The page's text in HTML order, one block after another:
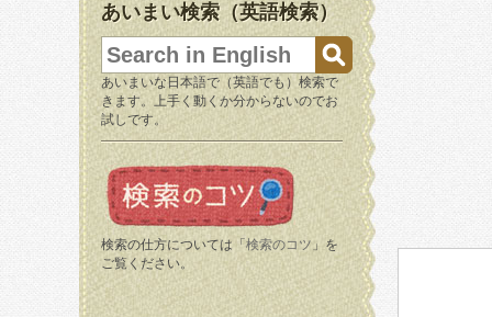
あいまい検索（英語検索）
あいまいな日本語で（英語でも）検索で
きます。上手く動くか分からないのでお
試しです。
検索の仕方については「 検索のコツ 」を
ご覧ください。